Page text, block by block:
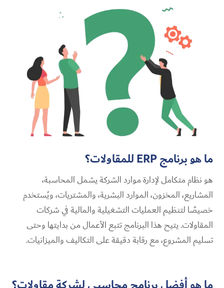
ما هو برنامج ERP للمقاولات؟
هو نظام متكامل لإدارة موارد الشركة يشمل المحاسبة،
المشاريع، المخزون، الموارد البشرية، والمشتريات، ويُستخدم
خصيصًا لتنظيم العمليات التشغيلية والمالية في شركات
المقاولات. يتيح هذا البرنامج تتبع الأعمال من بدايتها وحتى
تسليم المشروع، مع رقابة دقيقة على التكاليف والميزانيات.